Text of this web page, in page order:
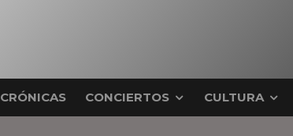
CRÓNICAS CONCIERTOS CULTURA